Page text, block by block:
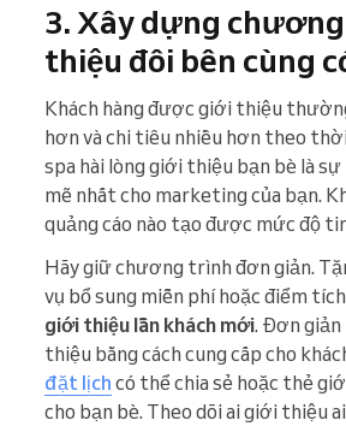
3. Xây dựng
thiệu đôi bên cùng
Khách hàng được giới thiệu
hơn và chi tiêu nhiều hơn theo
spa hài lòng giới thiệu bạn bè là
mẽ nhất cho marketing của bạn.
quảng cáo nào tạo được mức độ
Hãy giữ chương trình đơn giản.
vụ bổ sung miễn phí hoặc điểm
giới thiệu lẫn khách mới. Đơn giản
thiệu bằng cách cung cấp cho
đặt lịch có thể chia sẻ hoặc thẻ
cho bạn bè. Theo dõi ai giới thiệu